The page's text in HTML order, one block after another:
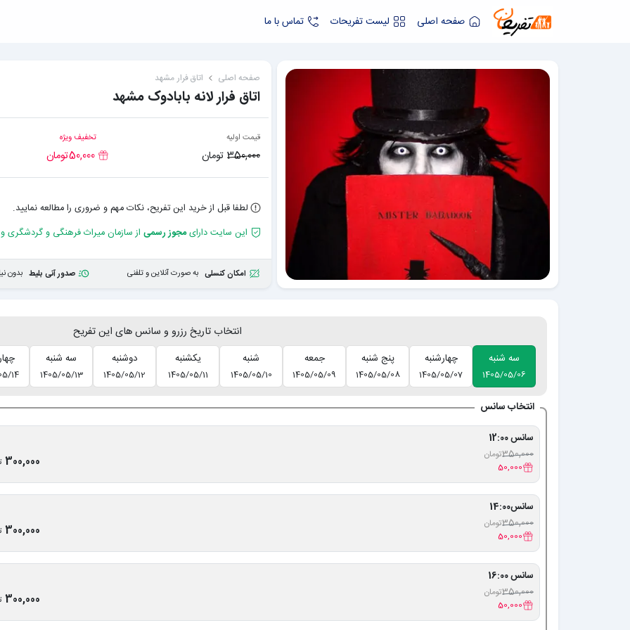
صفحه اصلی لیست تفریحات تماس با ما
صفحه اصلی اتاق فرار مشهد
اتاق فرار لانه بابادوک مشهد
قیمت اولیه
350,000 تومان
تخفیف ویژه
50,000تومان
لطفا قبل از خرید این تفریح، نکات مهم و ضروری را مطالعه نمایید.
این سایت دارایمجوز رسمی از سازمان میراث فرهنگی و
امکان کنسلی به صورت آنلاین و تلفنی صدور آنی بلیط بدون
انتخاب تاریخ رزرو و سانس های این تفریح
سه شنبه
1405/05/06
چهارشنبه
1405/05/07
پنج شنبه
1405/05/08
جمعه
1405/05/09
شنبه
1405/05/10
یکشنبه
1405/05/11
دوشنبه
1405/05/12
سه شنبه
1405/05/13
14
انتخاب سانس
سانس 12:00
350,000تومان
50,000
300,000
سانس14:00
350,000تومان
50,000
300,000
سانس 16:00
350,000تومان
50,000
300,000